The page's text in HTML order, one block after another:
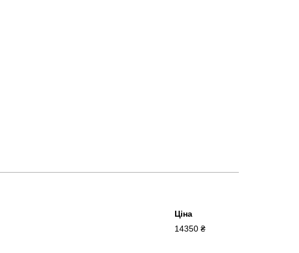
Ціна
14350 ₴